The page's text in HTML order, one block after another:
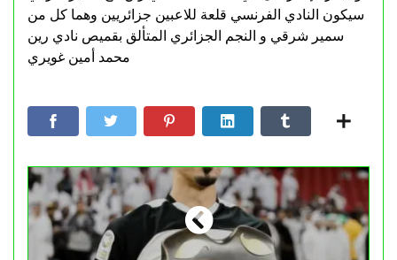
سيكون النادي الفرنسي قلعة للاعبين جزائريين وهما كل من
سمير شرقي و النجم الجزائري المتألق بقميص نادي رين
محمد أمين غويري